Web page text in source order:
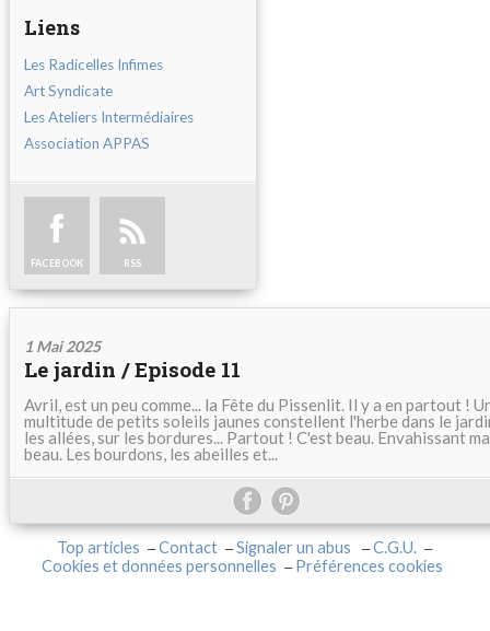
Liens
Les Radicelles Infimes
Art Syndicate
Les Ateliers Intermédiaires
Association APPAS
FACEBOOK RSS
1 Mai 2025
Le jardin / Episode 11
Avril, est un peu comme... la Fête du Pissenlit. Il y a en partout !
multitude de petits soleils jaunes constellent l'herbe dans le
les allées, sur les bordures... Partout ! C'est beau. Envahissant
beau. Les bourdons, les abeilles et...
Top articles Contact Signaler un abus
C.G.U.
Cookies et données personnelles
Préférences cookies